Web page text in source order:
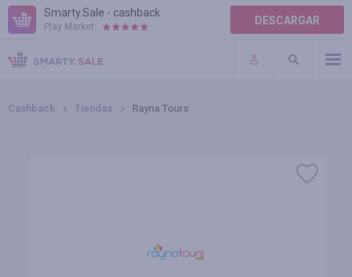
Smarty.Sale - cashback
Play Market: DESCARGAR
TÉRMINOS DE USO
COMPLEMENTOS
Cashback Tiendas Rayna Tours